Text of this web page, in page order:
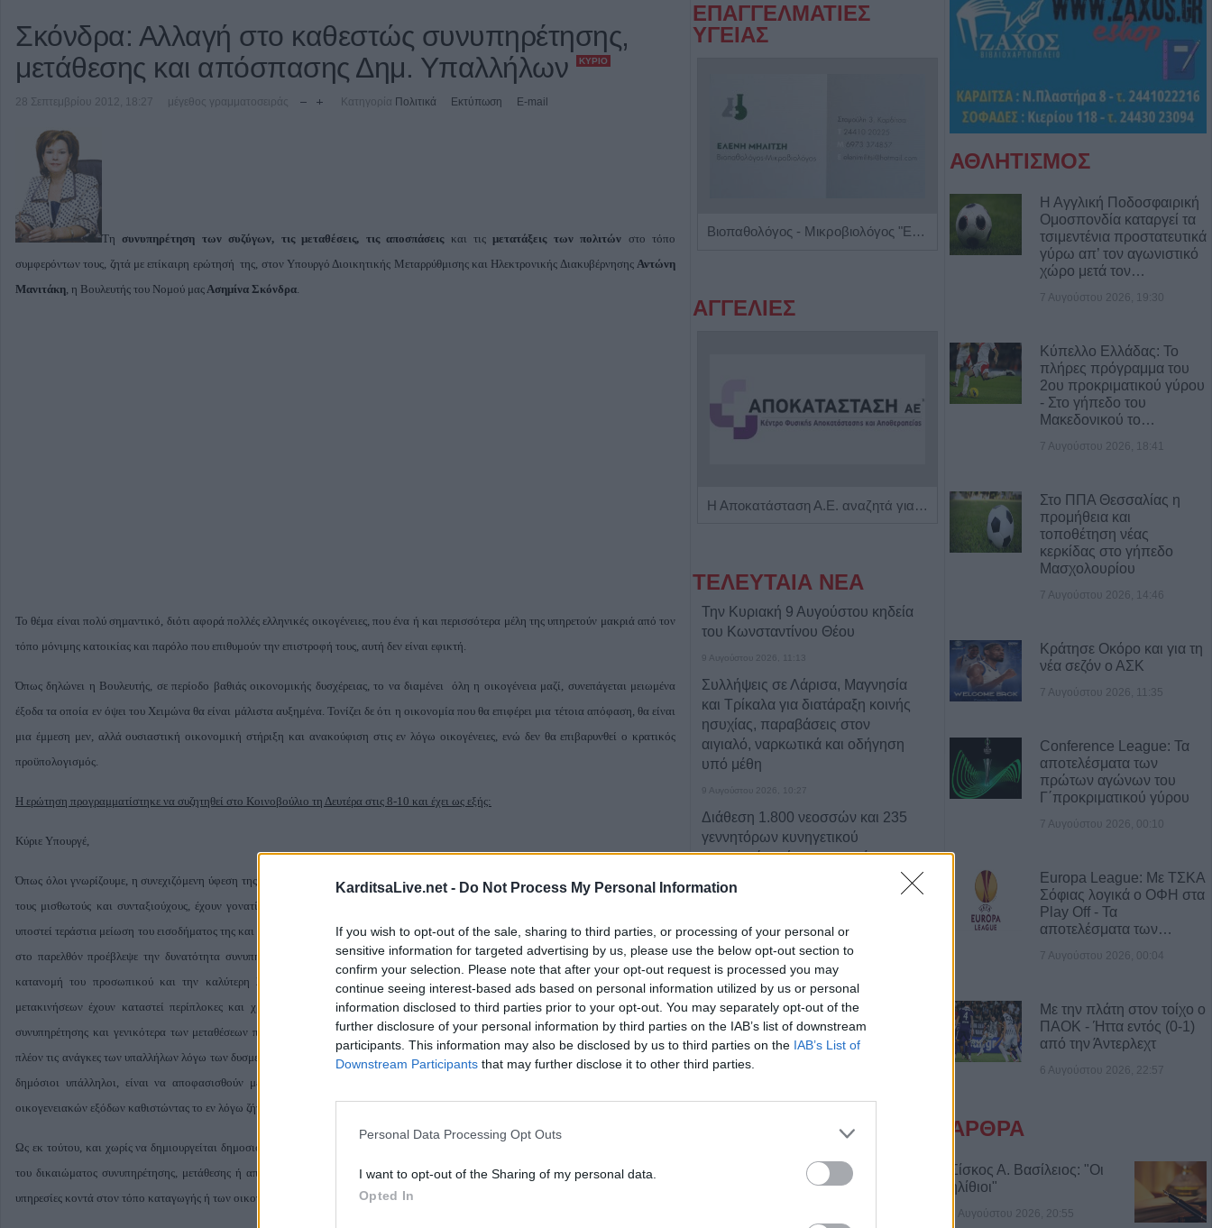
KarditsaLive.net - Do Not Process My Personal Information
If you wish to opt-out of the sale, sharing to third parties, or processing of your personal or
sensitive information for targeted advertising by us, please use the below opt-out section to
confirm your selection. Please note that after your opt-out request is processed you may
continue seeing interest-based ads based on personal information utilized by us or personal
information disclosed to third parties prior to your opt-out. You may separately opt-out of the
further disclosure of your personal information by third parties on the IAB’s list of downstream
participants. This information may also be disclosed by us to third parties on the IAB’s List of
Downstream Participants that may further disclose it to other third parties.
Personal Data Processing Opt Outs
I want to opt-out of the Sharing of my personal data.
Opted In
Σκόνδρα: Αλλαγή στο καθεστώς συνυπηρέτησης,
μετάθεσης και απόσπασης Δημ. Υπαλλήλων
ΚΎΡΙΟ
28 Σεπτεμβρίου 2012, 18:27 μέγεθος γραμματοσειράς Κατηγορία Πολιτικά Εκτύπωση E-mail
Τησυνυπηρέτηση των συζύγων, τις μεταθέσεις, τις αποσπάσειςκαι τιςμετατάξεις των πολιτών στο τόπο
συμφερόντων τους, ζητά με επίκαιρη ερώτησή της, στον Υπουργό Διοικητικής Μεταρρύθμισης και Ηλεκτρονικής ΔιακυβέρνησηςΑντώνη
Μανιτάκη, η Βουλευτής του Νομού μαςΑσημίνα Σκόνδρα.
Το θέμα είναι πολύ σημαντικό, διότι αφορά πολλές ελληνικές οικογένειες, που ένα ή και περισσότερα μέλη της υπηρετούν μακριά από τον
τόπο μόνιμης κατοικίας και παρόλο που επιθυμούν την επιστροφή τους, αυτή δεν είναι εφικτή.
Όπως δηλώνει η Βουλευτής, σε περίοδο βαθιάς οικονομικής δυσχέρειας, το να διαμένει όλη η οικογένεια μαζί, συνεπάγεται μειωμένα
έξοδα τα οποία εν όψει του Χειμώνα θα είναι μάλιστα αυξημένα. Τονίζει δε ότι η οικονομία που θα επιφέρει μια τέτοια απόφαση, θα είναι
μια έμμεση μεν, αλλά ουσιαστική οικονομική στήριξη και ανακούφιση στις εν λόγω οικογένειες, ενώ δεν θα επιβαρυνθεί ο κρατικός
προϋπολογισμός.
Η ερώτηση προγραμματίστηκε να συζητηθεί στο Κοινοβούλιο τη Δευτέρα στις 8-10 και έχει ως εξής:
Κύριε Υπουργέ,
Όπως όλοι γνωρίζουμε, η συνεχιζόμενη ύφεση της Ελληνικής οικονομίας και τα μέτρα λιτότητας, που εδώ και 3 χρόνια πλήττουν κυρίως
τους μισθωτούς και συνταξιούχους, έχουν γονατίσει την ελληνική οικογένεια, που βάσει των τελευταίων στατιστικών στοιχείων έχει
υποστεί τεράστια μείωση του εισοδήματος της και πλέον μία στις τρείς οικογένειες βρίσκονται κάτω από τα όρια της φτώχιας. Η πολιτεία,
στο παρελθόν προέβλεψε την δυνατότητα συνυπηρέτησης συζύγων και αμοιβαίες μετακινήσεις στο Δημόσιο με στόχο την καλύτερη
κατανομή του προσωπικού και την καλύτερη λειτουργία των δημοσίων υπηρεσιών. Οι κανονισμοί αυτοί όμως των αμοιβαίων
μετακινήσεων έχουν καταστεί περίπλοκες και χρονοβόρες, θέτοντας ταυτόχρονα και διάφορους περιορισμούς. Το καθεστώς δε της
συνυπηρέτησης και γενικότερα των μεταθέσεων που δημιουργήθηκε κάτω από εντελώς διαφορετικές συνθήκες, σήμερα δεν καλύπτουν
πλέον τις ανάγκες των υπαλλήλων λόγω των δυσμενών οικονομικών συνθηκών. Αυτό που σήμερα έχουν ανάγκη περισσότερο από ποτέ οι
δημόσιοι υπάλληλοι, είναι να αποφασισθούν μέτρα άμεσης ανακούφισης τους. Άλλωστε ο χειμώνας φέρνει ραγδαία αύξηση των
οικογενειακών εξόδων καθιστώντας το εν λόγω ζήτημα εξαιρετικά επίκαιρο.
Ως εκ τούτου, και χωρίς να δημιουργείται δημοσιονομική επιβάρυνση, η Κυβέρνηση θα μπορούσε να εξετάσει τη δυνατότητα επέκτασης
του δικαιώματος συνυπηρέτησης, μετάθεσης ή απόσπασης υπαλλήλων – έγγαμων και μη – όταν εκείνες και εκείνοι το επιθυμούν, σε
υπηρεσίες κοντά στον τόπο καταγωγής ή των οικογενειακών τους συμφερόντων, ώστε να μειώσουν δραστικά τα έξοδα διαβίωσης τους.
ΕΠΑΓΓΕΛΜΑΤΙΕΣ
ΥΓΕΙΑΣ
Βιοπαθολόγος - Μικροβιολόγος "Ελένη Μηλίτση" Ειδικός Καρδιολόγος "Γεώργιος Κοντορούπης"
ΑΓΓΕΛΙΕΣ
Η Αποκατάσταση Α.Ε. αναζητά για εργασία Νοσηλευτές και Βοηθούς Νοσηλευτές Πωλείται μονοκατοικία τριών επιπέδων στο καταπράσινο Πευκόφυτο Καρδίτσας
ΤΕΛΕΥΤΑΙΑ ΝΕΑ
Την Κυριακή 9 Αυγούστου κηδεία
του Κωνσταντίνου Θέου
9 Αυγούστου 2026, 11:13
Συλλήψεις σε Λάρισα, Μαγνησία
και Τρίκαλα για διατάραξη κοινής
ησυχίας, παραβάσεις στον
αιγιαλό, ναρκωτικά και οδήγηση
υπό μέθη
9 Αυγούστου 2026, 10:27
Διάθεση 1.800 νεοσσών και 235
γεννητόρων κυνηγετικού
φασιανού από το εκτροφείο
Από τη Γη στη Σελήνη: Το κομμάτι
πύραυλου που προσέκρουσε στη
Σελήνη γίνεται χρυσή ευκαιρία
μελέτης για ειδικούς επιστήμονες
9 Αυγούστου 2026, 09:31
Για ό,τι κι αν ψάχνεις, συνεργείο
αυτοκινήτων “Βούζας” και έχεις τη
Υπ. Μεταφορών: Οριστική λύση
κυκλοφορίας - Ποιές αλλαγές θα
ΑΘΛΗΤΙΣΜΟΣ
Η Αγγλική Ποδοσφαιρική
Ομοσπονδία καταργεί τα
τσιμεντένια προστατευτικά
γύρω απ’ τον αγωνιστικό
χώρο μετά τον…
7 Αυγούστου 2026, 19:30
Κύπελλο Ελλάδας: Το
πλήρες πρόγραμμα του
2ου προκριματικού γύρου
- Στο γήπεδο του
Μακεδονικού το…
7 Αυγούστου 2026, 18:41
Στο ΠΠΑ Θεσσαλίας η
προμήθεια και
τοποθέτηση νέας
κερκίδας στο γήπεδο
Μασχολουρίου
7 Αυγούστου 2026, 14:46
Κράτησε Οκόρο και για τη
νέα σεζόν ο ΑΣΚ
7 Αυγούστου 2026, 11:35
Conference League: Τα
αποτελέσματα των
πρώτων αγώνων του
Γ΄προκριματικού γύρου
7 Αυγούστου 2026, 00:10
Europa League: Με ΤΣΚΑ
Σόφιας λογικά ο ΟΦΗ στα
Play Off - Τα
αποτελέσματα των…
7 Αυγούστου 2026, 00:04
Με την πλάτη στον τοίχο ο
ΠΑΟΚ - Ήττα εντός (0-1)
από την Άντερλεχτ
6 Αυγούστου 2026, 22:57
ΑΡΘΡΑ
Σίσκος Α. Βασίλειος: "Οι
ηλίθιοι"
8 Αυγούστου 2026, 20:55